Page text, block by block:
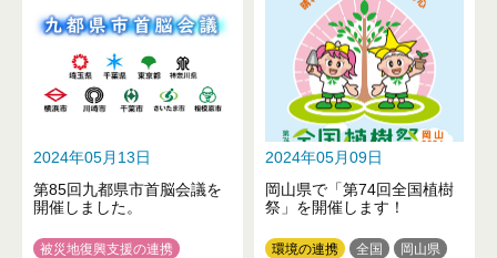
2024年05月13日
第85回九都県市首脳会議を
開催しました。
被災地復興支援の連携
2024年05月09日
岡山県で「第74回全国植樹
祭」を開催します！
環境の連携 全国 岡山県